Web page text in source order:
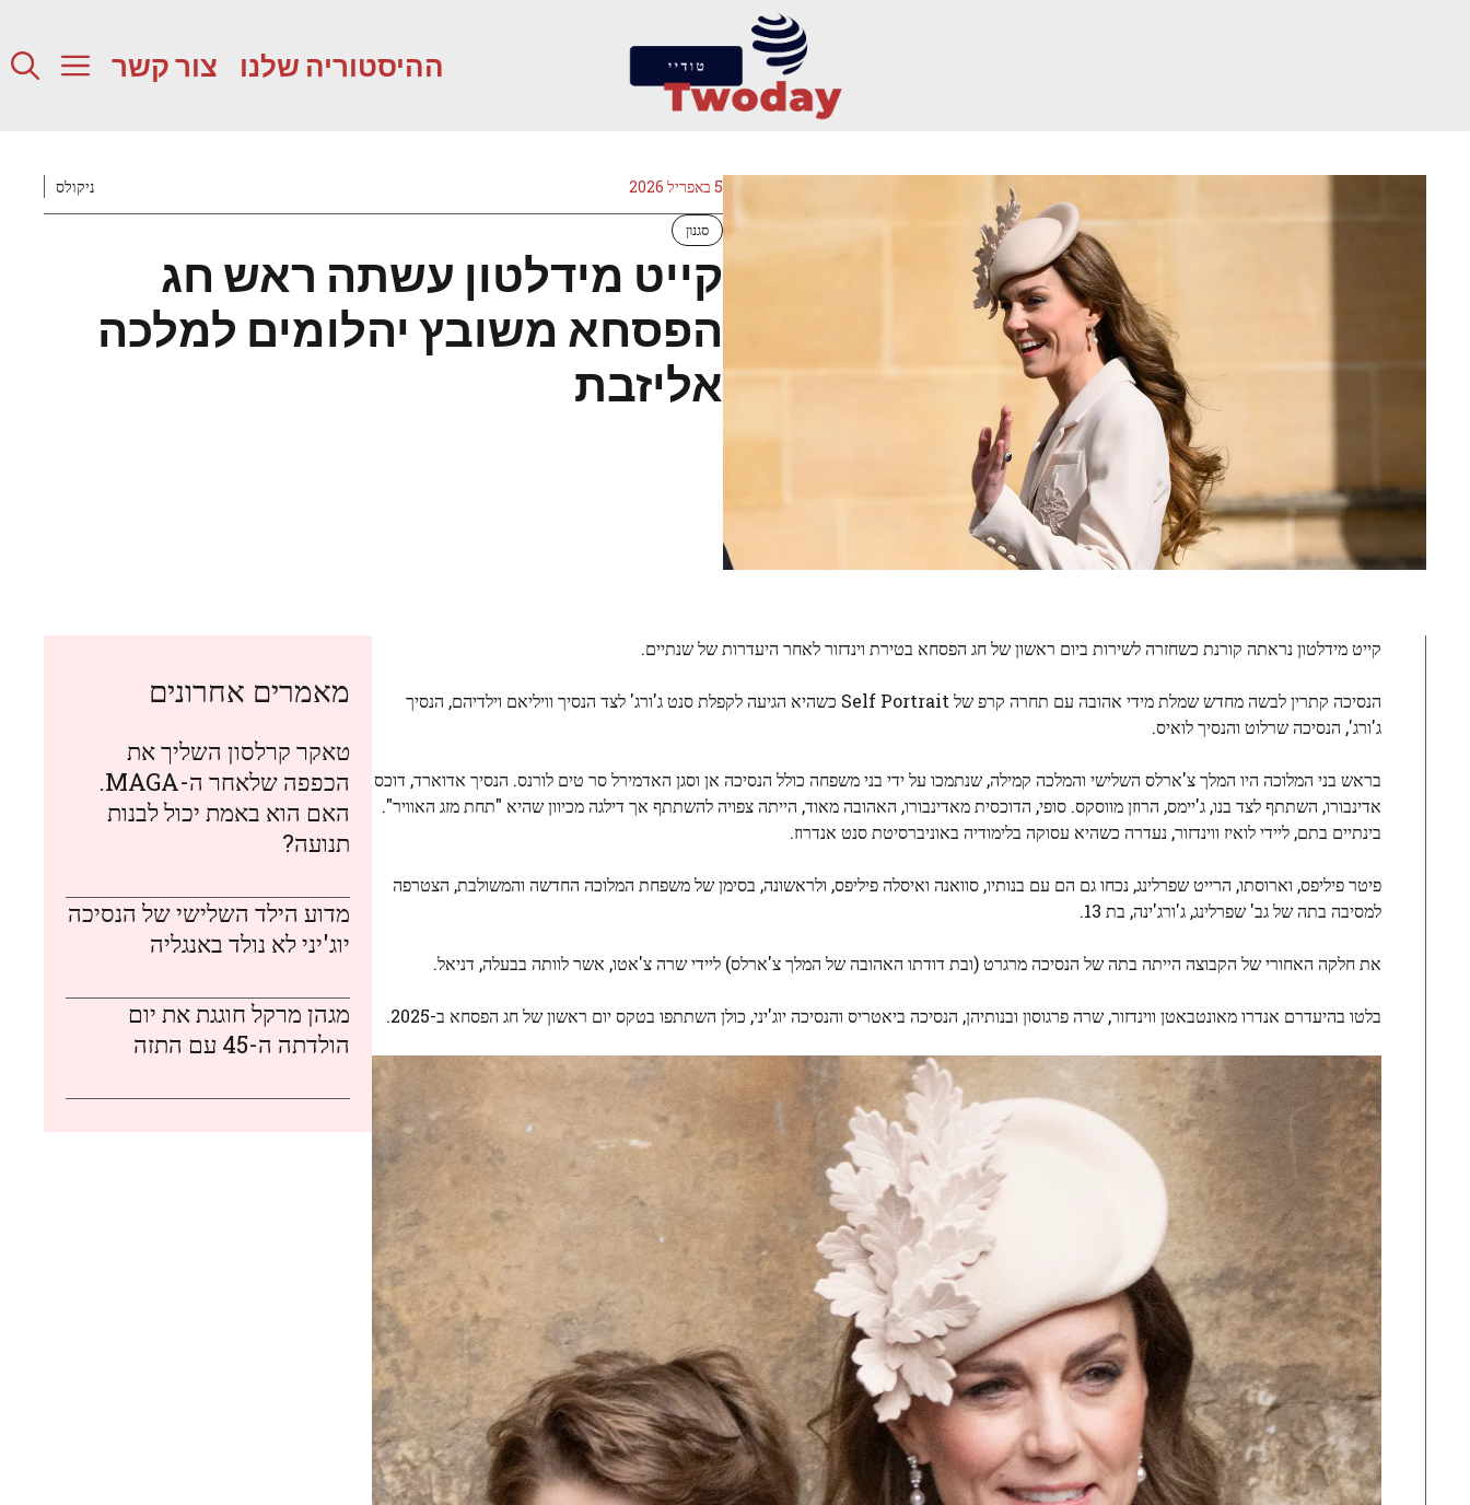
ההיסטוריה שלנו צור קשר
5 באפריל 2026 ניקולס
סגנון
קייט מידלטון עשתה ראש חג
הפסחא משובץ יהלומים למלכה
אליזבת
קייט מידלטון נראתה קורנת כשחזרה לשירות ביום ראשון של חג הפסחא בטירת וינדזור לאחר היעדרות של שנתיים.
הנסיכה קתרין לבשה מחדש שמלת מידי אהובה עם תחרה קרפ של Self Portrait כשהיא הגיעה לקפלת סנט ג'ורג' לצד הנסיך וויליאם וילדיהם, הנסיך
ג'ורג', הנסיכה שרלוט והנסיך לואיס.
בראש בני המלוכה היו המלך צ'ארלס השלישי והמלכה קמילה, שנתמכו על ידי בני משפחה כולל הנסיכה אן וסגן האדמירל סר טים לורנס. הנסיך אדוארד, דוכס
אדינבורו, השתתף לצד בנו, ג'יימס, הרוזן מווסקס. סופי, הדוכסית מאדינבורו, האהובה מאוד, הייתה צפויה להשתתף אך דילגה מכיוון שהיא "תחת מזג האוויר".
בינתיים בתם, ליידי לואיז ווינדזור, נעדרה כשהיא עסוקה בלימודיה באוניברסיטת סנט אנדרוז.
פיטר פיליפס, וארוסתו, הרייט שפרלינג, נכחו גם הם עם בנותיו, סוואנה ואיסלה פיליפס, ולראשונה, בסימן של משפחת המלוכה החדשה והמשולבת, הצטרפה
למסיבה בתה של גב' שפרלינג, ג'ורג'ינה, בת 13.
את חלקה האחורי של הקבוצה הייתה בתה של הנסיכה מרגרט (ובת דודתו האהובה של המלך צ'ארלס) ליידי שרה צ'אטו, אשר לוותה בבעלה, דניאל.
בלטו בהיעדרם אנדרו מאונטבאטן ווינדזור, שרה פרגוסון ובנותיהן, הנסיכה ביאטריס והנסיכה יוג'יני, כולן השתתפו בטקס יום ראשון של חג הפסחא ב-2025.
מאמרים אחרונים
טאקר קרלסון השליך את
הכפפה שלאחר ה-MAGA.
האם הוא באמת יכול לבנות
תנועה?
מדוע הילד השלישי של הנסיכה
יוג'יני לא נולד באנגליה
מגהן מרקל חוגגת את יום
הולדתה ה-45 עם התזה